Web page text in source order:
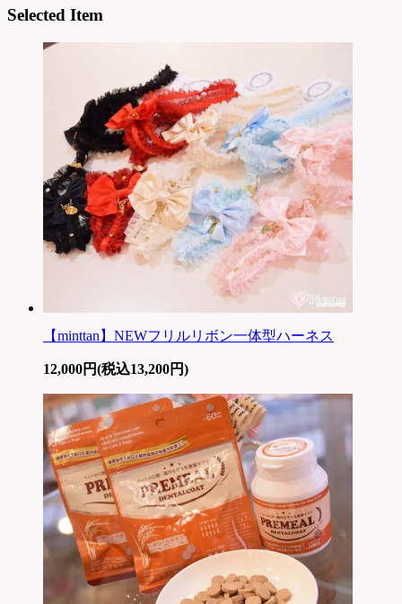
Selected Item
【minttan】NEWフリルリボン一体型ハーネス
12,000円(税込13,200円)